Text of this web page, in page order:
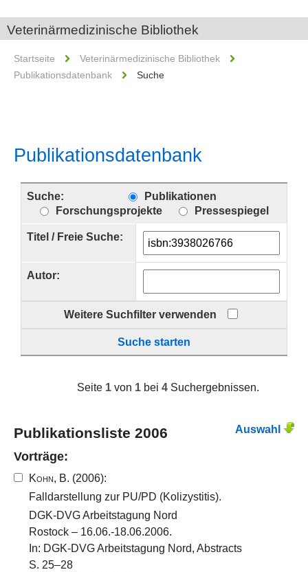
Veterinärmedizinische Bibliothek
Startseite
Veterinärmedizinische Bibliothek
Publikationsdatenbank
Suche
Publikationsdatenbank
Suche:
Publikationen
Forschungsprojekte
Pressespiegel
Titel / Freie Suche:
Autor:
Weitere Suchfilter verwenden
Suche starten
Seite 1von 1bei 4Suchergebnissen.
Auswahl
Publikationsliste 2006
Vorträge:
Kohn, B. (2006):
Falldarstellung zur PU/PD (Kolizystitis).
DGK-DVG Arbeitstagung Nord
Rostock – 16.06.-18.06.2006.
In: DGK-DVG Arbeitstagung Nord, Abstracts
S. 25–28